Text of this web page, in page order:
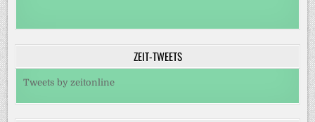
ZEIT-TWEETS
Tweets by zeitonline